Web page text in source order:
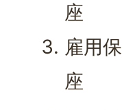
座
雇用
座